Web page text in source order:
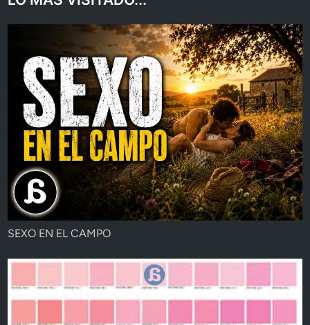
SEXO EN EL CAMPO